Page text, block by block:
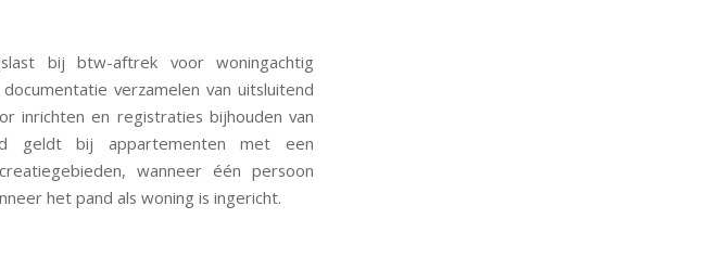
bij btw-aftrek voor woningachtig
verzamelen van uitsluitend
inrichten en registraties bijhouden van
geldt bij appartementen met een
wanneer één persoon
het pand als woning is ingericht.